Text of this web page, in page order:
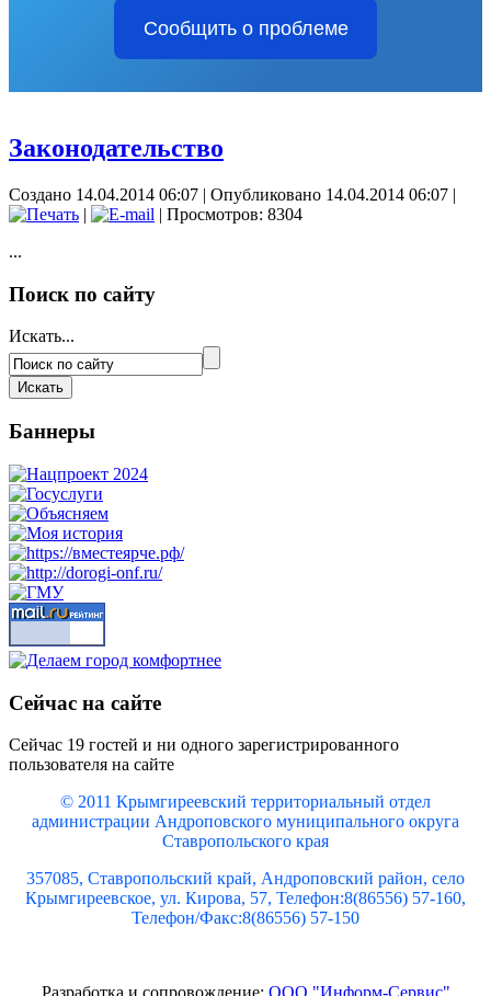
Сообщить о проблеме
Законодательство
Создано 14.04.2014 06:07 | Опубликовано 14.04.2014 06:07 |
|
| Просмотров: 8304
...
Поиск по сайту
Искать...
Баннеры
Сейчас на сайте
Сейчас 19 гостей и ни одного зарегистрированного
пользователя на сайте
© 2011 Крымгиреевский территориальный отдел
администрации Андроповского муниципального округа
Ставропольского края
357085, Ставропольский край, Андроповский район, село
Крымгиреевское, ул. Кирова, 57, Телефон:8(86556) 57-160,
Телефон/Факс:8(86556) 57-150